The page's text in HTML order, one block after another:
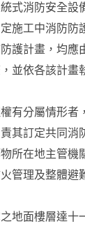
式消防安全設
施工中消防防
護計畫，均應
並依各該計畫
有分屬情形者
其訂定共同消
所在地主管機
管理及整體避
地面樓層達十